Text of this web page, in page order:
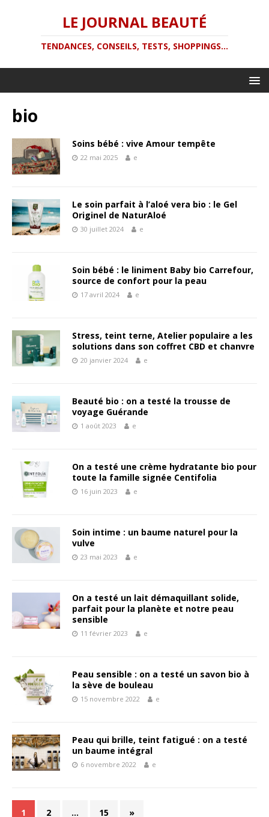
LE JOURNAL BEAUTÉ
TENDANCES, CONSEILS, TESTS, SHOPPINGS...
bio
Soins bébé : vive Amour tempête
22 mai 2025 e
Le soin parfait à l’aloé vera bio : le Gel
Originel de NaturAloé
30 juillet 2024 e
Soin bébé : le liniment Baby bio Carrefour,
source de confort pour la peau
17 avril 2024 e
Stress, teint terne, Atelier populaire a les
solutions dans son coffret CBD et chanvre
20 janvier 2024 e
Beauté bio : on a testé la trousse de
voyage Guérande
1 août 2023 e
On a testé une crème hydratante bio pour
toute la famille signée Centifolia
16 juin 2023 e
Soin intime : un baume naturel pour la
vulve
23 mai 2023 e
On a testé un lait démaquillant solide,
parfait pour la planète et notre peau
sensible
11 février 2023 e
Peau sensible : on a testé un savon bio à
la sève de bouleau
15 novembre 2022 e
Peau qui brille, teint fatigué : on a testé
un baume intégral
6 novembre 2022 e
1 2 … 15 »